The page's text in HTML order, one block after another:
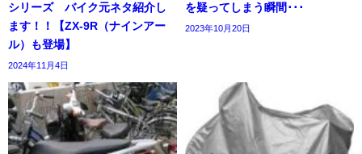
シリーズ バイク元ネタ紹介し
ます！！【ZX-9R（ナインアー
ル）も登場】
2024年11月4日
を疑ってしまう瞬間･･･
2023年10月20日